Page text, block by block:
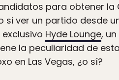
para obtener la
si ver un partido desde
Hyde Lounge,
la peculiaridad de
en Las Vegas, ¿o sí?